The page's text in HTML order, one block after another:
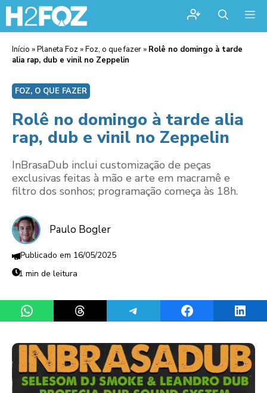
Início »Planeta Foz »Foz, o que fazer » Rolê no domingo à tarde
alia rap, dub e vinil no Zeppelin
FOZ, O QUE FAZER
Rolê no domingo à tarde alia
rap, dub e vinil no Zeppelin
InBrasaDub inclui customização de peças
exclusivas feitas à mão e arte em macramê e
filtro dos sonhos; programação começa às 18h.
Paulo Bogler
16/05/2025
1 min de leitura
Share on WhatsAppShare on ThreadsShare on TelegramShare on Facebook